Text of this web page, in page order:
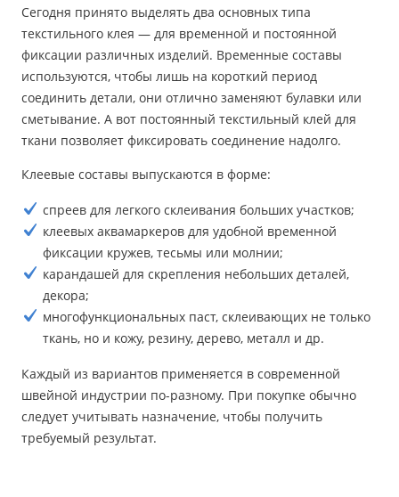
Сегодня принято выделять два основных типа
текстильного клея — для временной и постоянной
фиксации различных изделий. Временные составы
используются, чтобы лишь на короткий период
соединить детали, они отлично заменяют булавки или
сметывание. А вот постоянный текстильный клей для
ткани позволяет фиксировать соединение надолго.
Клеевые составы выпускаются в форме:
спреев для легкого склеивания больших участков;
клеевых аквамаркеров для удобной временной
фиксации кружев, тесьмы или молнии;
карандашей для скрепления небольших деталей,
декора;
многофункциональных паст, склеивающих не только
ткань, но и кожу, резину, дерево, металл и др.
Каждый из вариантов применяется в современной
швейной индустрии по-разному. При покупке обычно
следует учитывать назначение, чтобы получить
требуемый результат.